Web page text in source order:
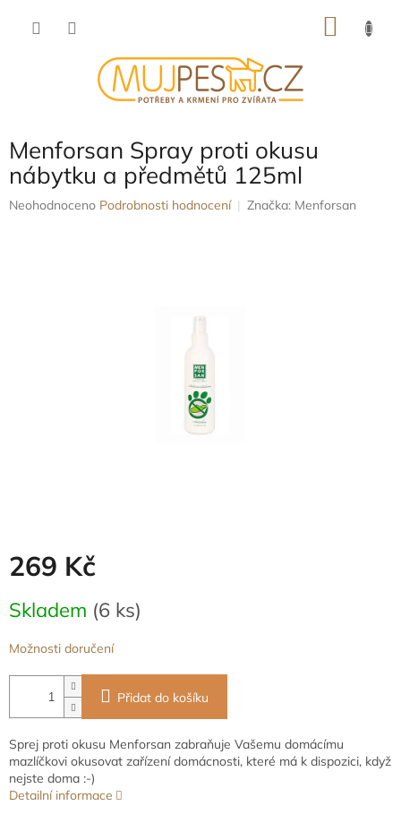
Menforsan Spray proti okusu
nábytku a předmětů 125ml
Průměrné
Neohodnoceno Podrobnosti hodnocení Značka: Menforsan
269 Kč
cena:
Skladem (6 ks)
Možnosti doručení
Přidat do košíku
Sprej proti okusu Menforsan zabraňuje Vašemu domácímu
mazlíčkovi okusovat zařízení domácnosti, které má k dispozici, když
nejste doma :-)
Detailní informace